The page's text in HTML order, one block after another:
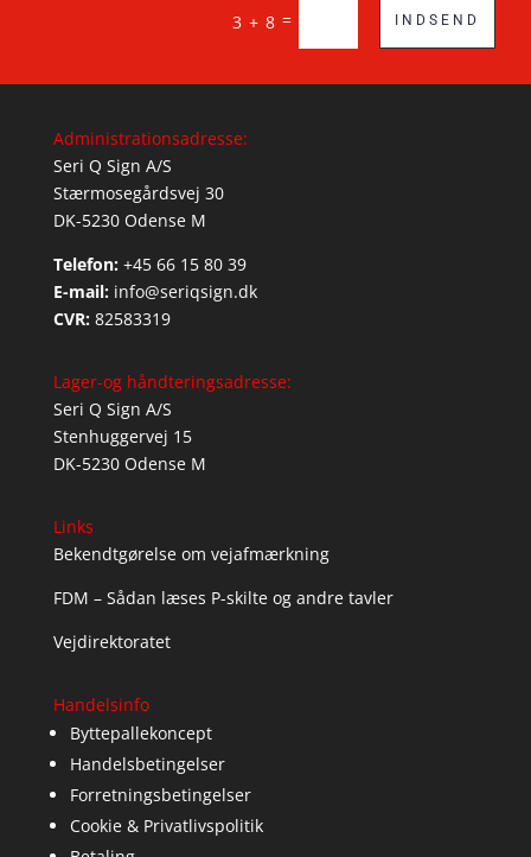
3 + 8 = INDSEND
Administrationsadresse:
Seri Q Sign A/S
Stærmosegårdsvej 30
DK-5230 Odense M
Telefon: +45 66 15 80 39
E-mail: info@seriqsign.dk
CVR: 82583319
Lager-og håndteringsadresse:
Seri Q Sign A/S
Stenhuggervej 15
DK-5230 Odense M
Links
Bekendtgørelse om vejafmærkning
FDM – Sådan læses P-skilte og andre tavler
Vejdirektoratet
Handelsinfo
Byttepallekoncept
Handelsbetingelser
Forretningsbetingelser
Cookie & Privatlivspolitik